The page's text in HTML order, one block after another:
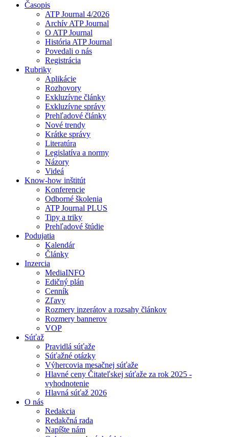
Časopis
ATP Journal 4/2026
Archív ATP Journal
O ATP Journal
História ATP Journal
Povedali o nás
Registrácia
Rubriky
Aplikácie
Rozhovory
Exkluzívne články
Exkluzívne správy
Prehľadové články
Nové trendy
Krátke správy
Literatúra
Legislatíva a normy
Názory
Videá
Know-how inštitút
Konferencie
Odborné školenia
ATP Journal PLUS
Tipy a triky
Prehľadové štúdie
Podujatia
Kalendár
Články
Inzercia
MediaINFO
Edičný plán
Cenník
Zľavy
Rozmery inzerátov a rozsahy článkov
Rozmery bannerov
VOP
Súťaž
Pravidlá súťaže
Súťažné otázky
Výhercovia mesačnej súťaže
Hlavné ceny Čitateľskej súťaže za rok 2025 -
vyhodnotenie
Hlavná súťaž 2026
O nás
Redakcia
Redakčná rada
Napíšte nám